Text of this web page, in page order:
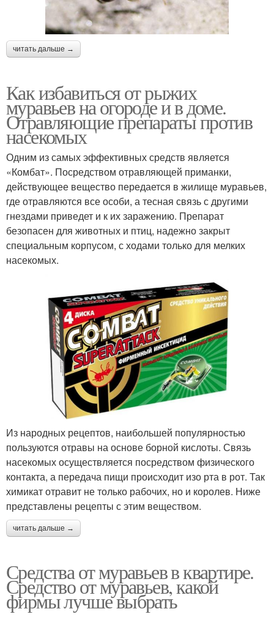
читать дальше →
Как избавиться от рыжих
муравьев на огороде и в доме.
Отравляющие препараты против
насекомых
Одним из самых эффективных средств является
«Комбат». Посредством отравляющей приманки,
действующее вещество передается в жилище муравьев,
где отравляются все особи, а тесная связь с другими
гнездами приведет и к их заражению. Препарат
безопасен для животных и птиц, надежно закрыт
специальным корпусом, с ходами только для мелких
насекомых.
Из народных рецептов, наибольшей популярностью
пользуются отравы на основе борной кислоты. Связь
насекомых осуществляется посредством физического
контакта, а передача пищи происходит изо рта в рот. Так
химикат отравит не только рабочих, но и королев. Ниже
представлены рецепты с этим веществом.
читать дальше →
Средства от муравьев в квартире.
Средство от муравьев, какой
фирмы лучше выбрать